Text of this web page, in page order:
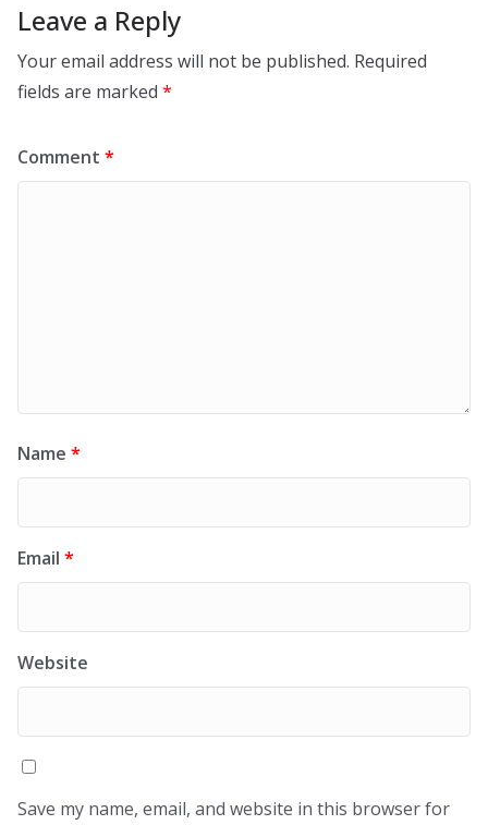
Leave a Reply
Your email address will not be published. Required
fields are marked *
Comment *
Name *
Email *
Website
Save my name, email, and website in this browser for